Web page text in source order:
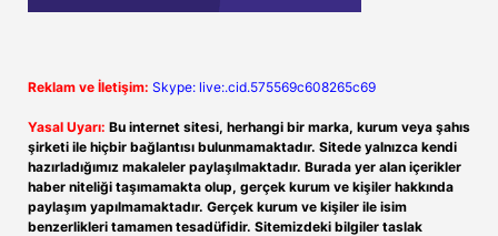
Reklam ve İletişim: Skype: live:.cid.575569c608265c69
Yasal Uyarı: Bu internet sitesi, herhangi bir marka, kurum veya şahıs
şirketi ile hiçbir bağlantısı bulunmamaktadır. Sitede yalnızca kendi
hazırladığımız makaleler paylaşılmaktadır. Burada yer alan içerikler
haber niteliği taşımamakta olup, gerçek kurum ve kişiler hakkında
paylaşım yapılmamaktadır. Gerçek kurum ve kişiler ile isim
benzerlikleri tamamen tesadüfidir. Sitemizdeki bilgiler taslak